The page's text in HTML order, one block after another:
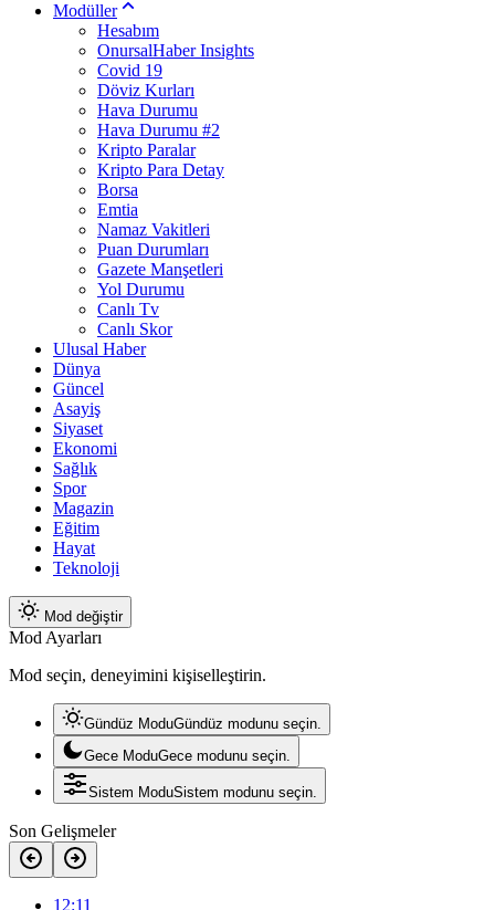
Modüller
Hesabım
OnursalHaber Insights
Covid 19
Döviz Kurları
Hava Durumu
Hava Durumu #2
Kripto Paralar
Kripto Para Detay
Borsa
Emtia
Namaz Vakitleri
Puan Durumları
Gazete Manşetleri
Yol Durumu
Canlı Tv
Canlı Skor
Ulusal Haber
Dünya
Güncel
Asayiş
Siyaset
Ekonomi
Sağlık
Spor
Magazin
Eğitim
Hayat
Teknoloji
Mod değiştir
Mod Ayarları
Mod seçin, deneyimini kişiselleştirin.
Gündüz ModuGündüz modunu seçin.
Gece ModuGece modunu seçin.
Sistem ModuSistem modunu seçin.
Son Gelişmeler
12:11